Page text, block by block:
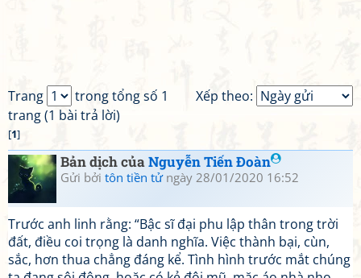
Xếp theo:
Trang
trong tổng số 1
trang (1 bài trả lời)
[1]
Bản dịch củaNguyễn Tiến Đoàn
Gửi bởi tôn tiền tửngày 28/01/2020 16:52
Trước anh linh rằng: “Bậc sĩ đại phu lập thân trong trời
đất, điều coi trọng là danh nghĩa. Việc thành bại, cùn,
sắc, hơn thua chẳng đáng kể. Tình hình trước mắt chúng